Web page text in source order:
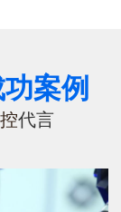
案例
代言